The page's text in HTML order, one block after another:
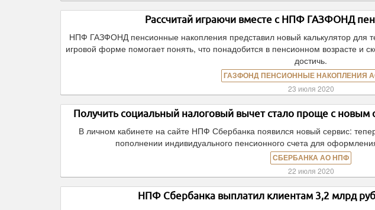
Рассчитай играючи вместе с НПФ ГАЗФОНД
НПФ ГАЗФОНД пенсионные накопления представил новый калькулятор для
игровой форме помогает понять, что понадобится в пенсионном возрасте и
достичь.
ГАЗФОНД ПЕНСИОННЫЕ НАКОПЛЕНИЯ
23 июля 2020
Получить социальный налоговый вычет стало проще с
В личном кабинете на сайте НПФ Сбербанка появился новый сервис:
пополнении индивидуального пенсионного счета для
СБЕРБАНКА АО НПФ
22 июля 2020
НПФ Сбербанка выплатил клиентам 3,2 млрд